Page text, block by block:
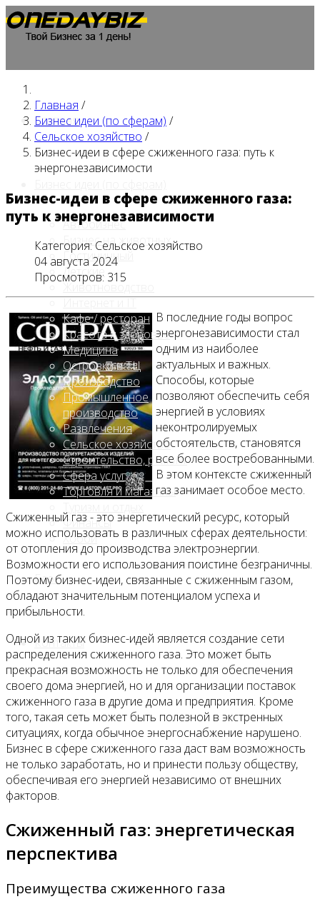
Главная
Автобизнес
Бизнес на животных
Гостиничный
Детские
Животноводство
Кафе / ресторан
Красота и здоровье
Медицина
Островки в ТЦ
Производство
Промышленное
производство
Развлечения
Сельское хозяйство
Строительство, ремонт
Сфера услуг
Торговля и магазины
Финансы
Хобби
Блог
Контакты
Главная /
Бизнес идеи (по сферам) /
Сельское хозяйство /
Бизнес-идеи в сфере сжиженного газа: путь к
энергонезависимости
Бизнес-идеи в сфере сжиженного газа:
путь к энергонезависимости
Категория: Сельское хозяйство
04 августа 2024
Просмотров: 315
В последние годы вопрос
энергонезависимости стал
одним из наиболее
актуальных и важных.
Способы, которые
позволяют обеспечить себя
энергией в условиях
неконтролируемых
обстоятельств, становятся
все более востребованными.
В этом контексте сжиженный
газ занимает особое место.
Сжиженный газ - это энергетический ресурс, который
можно использовать в различных сферах деятельности:
от отопления до производства электроэнергии.
Возможности его использования поистине безграничны.
Поэтому бизнес-идеи, связанные с сжиженным газом,
обладают значительным потенциалом успеха и
прибыльности.
Одной из таких бизнес-идей является создание сети
распределения сжиженного газа. Это может быть
прекрасная возможность не только для обеспечения
своего дома энергией, но и для организации поставок
сжиженного газа в другие дома и предприятия. Кроме
того, такая сеть может быть полезной в экстренных
ситуациях, когда обычное энергоснабжение нарушено.
Бизнес в сфере сжиженного газа даст вам возможность
не только заработать, но и принести пользу обществу,
обеспечивая его энергией независимо от внешних
факторов.
Сжиженный газ: энергетическая
перспектива
Преимущества сжиженного газа